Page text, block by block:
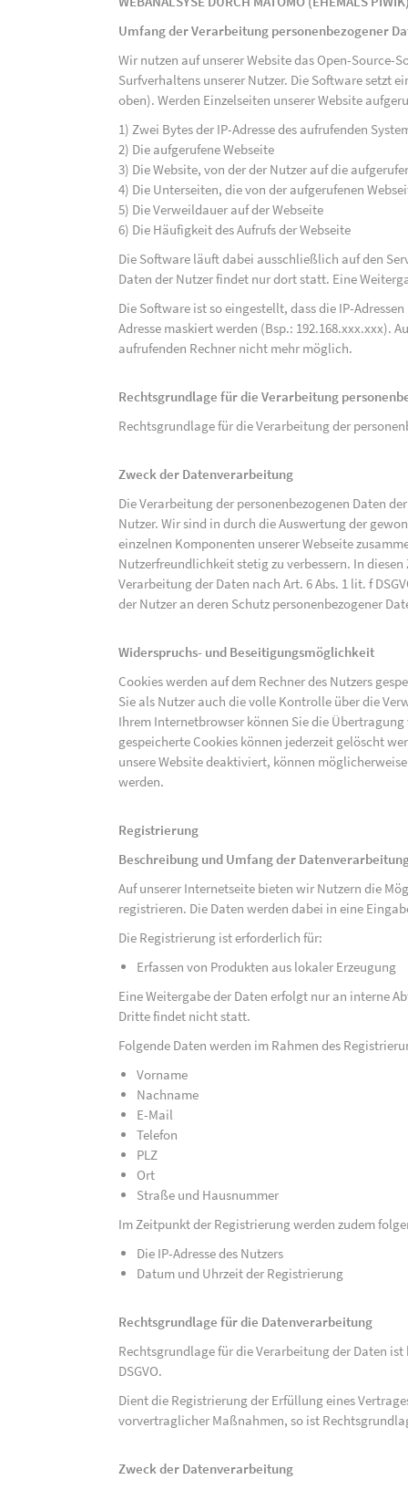
Umfang der Verarbeitung personenbezogener
Wir nutzen auf unserer Website das Open-Source-
Surfverhaltens unserer Nutzer. Die Software setzt
oben). Werden Einzelseiten unserer Website
1) Zwei Bytes der IP-Adresse des aufrufenden
2) Die aufgerufene Webseite
3) Die Website, von der der Nutzer auf die
4) Die Unterseiten, die von der aufgerufenen
5) Die Verweildauer auf der Webseite
6) Die Häufigkeit des Aufrufs der Webseite
Die Software läuft dabei ausschließlich auf den
Daten der Nutzer findet nur dort statt. Eine
Die Software ist so eingestellt, dass die IP-
Adresse maskiert werden (Bsp.: 192.168.xxx.xxx).
aufrufenden Rechner nicht mehr möglich.
Rechtsgrundlage für die Verarbeitung
Rechtsgrundlage für die Verarbeitung der
Zweck der Datenverarbeitung
Die Verarbeitung der personenbezogenen Daten
Nutzer. Wir sind in durch die Auswertung der
einzelnen Komponenten unserer Webseite
Nutzerfreundlichkeit stetig zu verbessern. In
Verarbeitung der Daten nach Art. 6 Abs. 1 lit. f
der Nutzer an deren Schutz personenbezogener
Widerspruchs- und Beseitigungsmöglichkeit
Cookies werden auf dem Rechner des Nutzers
Sie als Nutzer auch die volle Kontrolle über die
Ihrem Internetbrowser können Sie die
gespeicherte Cookies können jederzeit gelöscht
unsere Website deaktiviert, können
werden.
Registrierung
Beschreibung und Umfang der
Auf unserer Internetseite bieten wir Nutzern die
registrieren. Die Daten werden dabei in eine
Die Registrierung ist erforderlich für:
Erfassen von Produkten aus lokaler Erzeugung
Eine Weitergabe der Daten erfolgt nur an interne
Dritte findet nicht statt.
Folgende Daten werden im Rahmen des
Vorname
Nachname
E-Mail
Telefon
PLZ
Ort
Straße und Hausnummer
Im Zeitpunkt der Registrierung werden zudem
Die IP-Adresse des Nutzers
Datum und Uhrzeit der Registrierung
Rechtsgrundlage für die Datenverarbeitung
Rechtsgrundlage für die Verarbeitung der Daten
DSGVO.
Dient die Registrierung der Erfüllung eines
vorvertraglicher Maßnahmen, so ist
Zweck der Datenverarbeitung